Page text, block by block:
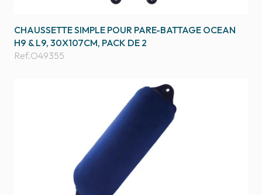
CHAUSSETTE SIMPLE POUR PARE-BATTAGE OCEAN
H9 & L9, 30X107CM, PACK DE 2
Ref.O49355